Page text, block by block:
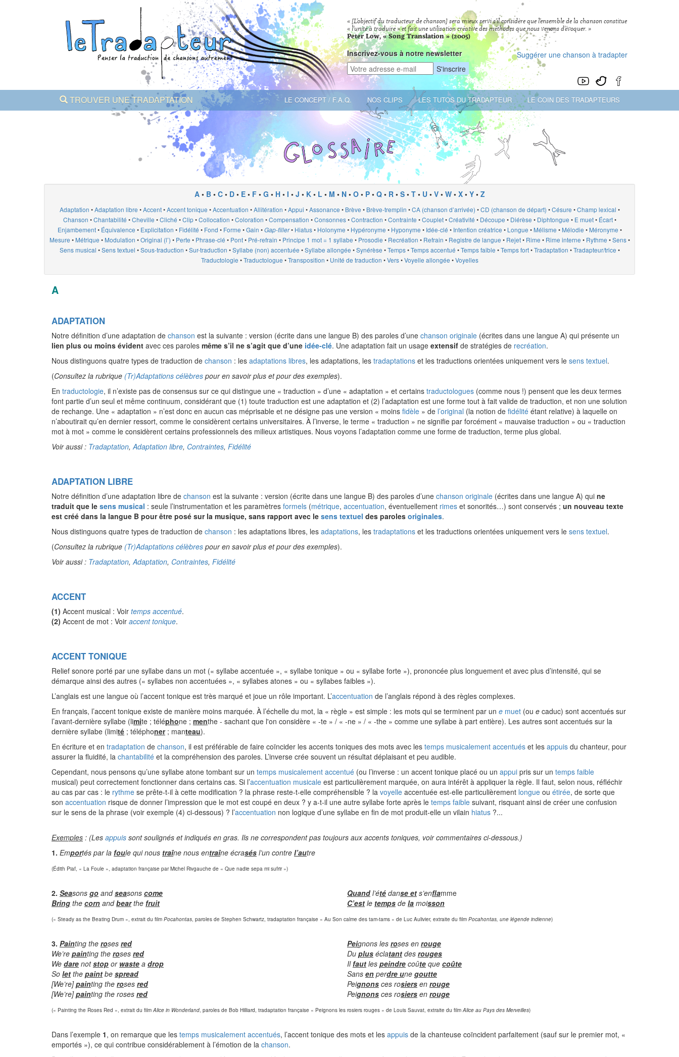
« [L’objectif du traducteur de chanson] sera mieux servi s’il considère que l’ensemble de la chanson constitue
« l’unité à traduire » et fait une utilisation créative des méthodes que nous venons d’évoquer. »
Peter Low, « Song Translation » (2005)
Inscrivez-vous à notre newsletter Suggérer une chanson à tradapter
LE CONCEPT / F.A.Q. NOS CLIPS LES TUTOS DU TRADAPTEUR LE COIN DES TRADAPTEURS
TROUVER UNE TRADAPTATION
A• B• C• D• E• F• G • H• I • J • K• L • M • N• O• P• Q• R• S• T• U• V• W• X• Y• Z
Adaptation •Adaptation libre •Accent•Accent tonique •Accentuation •Allitération •Appui •Assonance • Brève • Brève-tremplin •CA (chanson d’arrivée) •CD (chanson de départ) •Césure •Champ lexical •
Chanson •Chantabilité •Cheville •Cliché •Clip•Collocation •Coloration •Compensation •Consonnes•Contraction •Contrainte •Couplet•Créativité • Découpe • Diérèse • Diphtongue • E muet• Écart•
Enjambement• Équivalence • Explicitation • Fidélité • Fond • Forme •Gain •Gap-filler • Hiatus• Holonyme • Hypéronyme • Hyponyme • Idée-clé • Intention créatrice • Longue • Mélisme • Mélodie • Méronyme •
Mesure • Métrique • Modulation •Original (l’) • Perte • Phrase-clé • Pont• Pré-refrain • Principe 1 mot = 1 syllabe • Prosodie • Recréation • Refrain • Registre de langue • Rejet• Rime • Rime interne • Rythme •Sens•
Sens musical •Sens textuel •Sous-traduction •Sur-traduction •Syllabe (non) accentuée •Syllabe allongée •Synérèse •Temps•Temps accentué •Temps faible •Temps fort•Tradaptation •Tradapteur/trice •
Traductologie •Traductologue •Transposition • Unité de traduction •Vers•Voyelle allongée •Voyelles
A
ADAPTATION
Notre définition d’une adaptation de chanson est la suivante : version (écrite dans une langue B) des paroles d’une chanson originale (écrites dans une langue A) qui présente un
lien plus ou moins évident avec ces paroles même s’il ne s’agit que d’une idée-clé. Une adaptation fait un usage extensif de stratégies de recréation.
Nous distinguons quatre types de traduction de chanson : les adaptations libres, les adaptations, les tradaptations et les traductions orientées uniquement vers le sens textuel.
(Consultez la rubrique (Tr)Adaptations célèbres pour en savoir plus et pour des exemples).
En traductologie, il n’existe pas de consensus sur ce qui distingue une « traduction » d’une « adaptation » et certains traductologues (comme nous !) pensent que les deux termes
font partie d’un seul et même continuum, considérant que (1) toute traduction est une adaptation et (2) l’adaptation est une forme tout à fait valide de traduction, et non une solution
de rechange. Une « adaptation » n’est donc en aucun cas méprisable et ne désigne pas une version « moins fidèle » de l’original (la notion de fidélité étant relative) à laquelle on
n’aboutirait qu’en dernier ressort, comme le considèrent certains universitaires. À l’inverse, le terme « traduction » ne signifie par forcément « mauvaise traduction » ou « traduction
mot à mot » comme le considèrent certains professionnels des milieux artistiques. Nous voyons l’adaptation comme une forme de traduction, terme plus global.
Voir aussi : Tradaptation,Adaptation libre, Contraintes, Fidélité
ADAPTATION LIBRE
Notre définition d’une adaptation libre de chanson est la suivante : version (écrite dans une langue B) des paroles d’une chanson originale (écrites dans une langue A) qui ne
traduit que le sens musical : seule l’instrumentation et les paramètres formels (métrique, accentuation, éventuellement rimes et sonorités…) sont conservés ; un nouveau texte
est créé dans la langue B pour être posé sur la musique, sans rapport avec le sens textuel des paroles originales.
Nous distinguons quatre types de traduction de chanson : les adaptations libres, les adaptations, les tradaptations et les traductions orientées uniquement vers le sens textuel.
(Consultez la rubrique (Tr)Adaptations célèbres pour en savoir plus et pour des exemples).
Voir aussi : Tradaptation,Adaptation, Contraintes, Fidélité
ACCENT
(1) Accent musical : Voir temps accentué.
(2) Accent de mot : Voir accent tonique.
ACCENT TONIQUE
Relief sonore porté par une syllabe dans un mot (« syllabe accentuée », « syllabe tonique » ou « syllabe forte »), prononcée plus longuement et avec plus d’intensité, qui se
démarque ainsi des autres (« syllabes non accentuées », « syllabes atones » ou « syllabes faibles »).
L’anglais est une langue où l’accent tonique est très marqué et joue un rôle important. L’accentuation de l’anglais répond à des règles complexes.
En français, l’accent tonique existe de manière moins marquée. À l’échelle du mot, la « règle » est simple : les mots qui se terminent par un e muet (ou e caduc) sont accentués sur
l’avant-dernière syllabe (limite ; téléphone ; menthe - sachant que l'on considère « -te » / « -ne » / « -the » comme une syllabe à part entière). Les autres sont accentués sur la
dernière syllabe (limité ; téléphoner; manteau).
En écriture et en tradaptation de chanson, il est préférable de faire coïncider les accents toniques des mots avec les temps musicalement accentués et les appuis du chanteur, pour
assurer la fluidité, la chantabilité et la compréhension des paroles. L’inverse crée souvent un résultat déplaisant et peu audible.
Cependant, nous pensons qu’une syllabe atone tombant sur un temps musicalement accentué (ou l’inverse : un accent tonique placé ou un appui pris sur un temps faible
musical) peut correctement fonctionner dans certains cas. Si l’accentuation musicale est particulièrement marquée, on aura intérêt à appliquer la règle. Il faut, selon nous, réfléchir
au cas par cas : le rythme se prête-t-il à cette modification ? la phrase reste-t-elle compréhensible ? la voyelle accentuée est-elle particulièrement longue ou étirée, de sorte que
son accentuation risque de donner l’impression que le mot est coupé en deux ? y a-t-il une autre syllabe forte après le temps faible suivant, risquant ainsi de créer une confusion
sur le sens de la phrase (voir exemple (4) ci-dessous) ? l’accentuation non logique d’une syllabe en fin de mot produit-elle un vilain hiatus ?...
Exemples : (Les appuis sont soulignés et indiqués en gras. Ils ne correspondent pas toujours aux accents toniques, voir commentaires ci-dessous.)
1. Emportés par la foule qui nous traîne nous entraîne écrasés l’un contre l’autre
(Édith Piaf, « La Foule », adaptation française par Michel Rivgauche de « Que nadie sepa mi sufrir »)
2. Seasons go andseasons come
Bring the corn andbearthe fruit
Quandl’été danse et s’enflamme
C’est le temps de la moisson
(« Steady as the Beating Drum », extrait du film Pocahontas, paroles de Stephen Schwartz, tradaptation française « Au Son calme des tam-tams » de Luc Aulivier, extraite du film Pocahontas, une légende indienne)
3. Painting the roses red
We’re painting the roses red
We dare notstop or waste a drop
So let the paint be spread
[We’re]painting the roses red
[We’re]painting the roses red
Peignons les roses en rouge
Du plus éclatant des rouges
Ilfaut les peindre coûte que coûte
Sans en perdre une goutte
Peignons ces rosiers en rouge
Peignons ces rosiers en rouge
(« Painting the Roses Red », extrait du filmAlice in Wonderland, paroles de Bob Hilliard, tradaptation française « Peignons les rosiers rouges » de Louis Sauvat, extraite du filmAlice au Pays des Merveilles)
Dans l’exemple 1, on remarque que les temps musicalement accentués, l’accent tonique des mots et les appuis de la chanteuse coïncident parfaitement (sauf sur le premier mot, «
emportés »), ce qui contribue considérablement à l’émotion de la chanson.